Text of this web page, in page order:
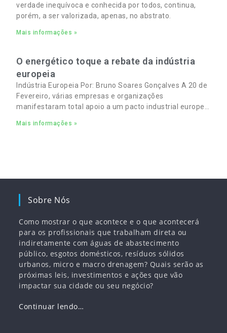
verdade inequívoca e conhecida por todos, continua,
porém, a ser valorizada, apenas, no abstrato.
Mais informações »
O energético toque a rebate da indústria
europeia
Indústria Europeia Por: Bruno Soares Gonçalves A 20 de
Fevereiro, várias empresas e organizações
manifestaram total apoio a um pacto industrial europeu
empregos
Mais informações »
Sobre Nós
Como mostrar o que acontece e o que acontecerá
para os profissionais que trabalham direta ou
indiretamente com águas de abastecimento
público, esgotos domésticos, resíduos sólidos
urbanos, micro e macro drenagem? Quais serão as
próximas leis, investimentos e ações que vão
impactar sua cidade ou seu negócio?
Continuar lendo…